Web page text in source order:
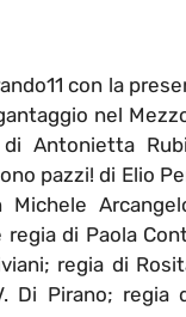
con la
nel
Antonietta
pazzi! di Elio
Michele
di Paola
regia di
Di Pirano; regia